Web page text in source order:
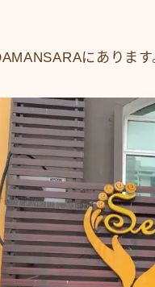
にありま